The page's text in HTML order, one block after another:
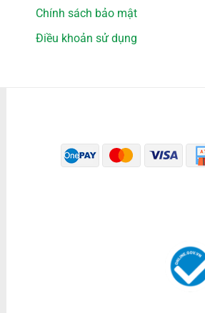
Chính sách bảo mật
Điều khoản sử dụng